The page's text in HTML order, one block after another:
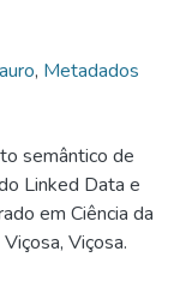
, Metadados
semântico de
Linked Data e
em Ciência da
Viçosa.